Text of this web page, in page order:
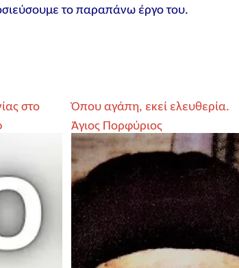
το παραπάνω έργο του.
στο
Όπου αγάπη, εκεί ελευθερία.
Άγιος Πορφύριος